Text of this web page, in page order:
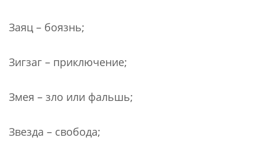
Заяц – боязнь;
Зигзаг – приключение;
Змея – зло или фальшь;
Звезда – свобода;